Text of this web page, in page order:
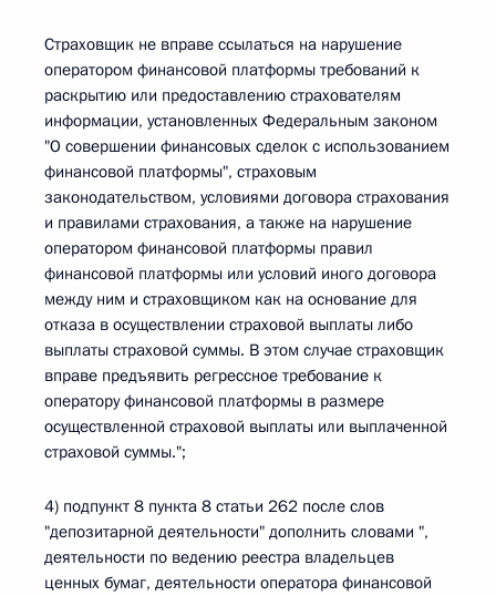
Страховщик не вправе ссылаться на нарушение
оператором финансовой платформы требований к
раскрытию или предоставлению страхователям
информации, установленных Федеральным законом
"О совершении финансовых сделок с использованием
финансовой платформы", страховым
законодательством, условиями договора страхования
и правилами страхования, а также на нарушение
оператором финансовой платформы правил
финансовой платформы или условий иного договора
между ним и страховщиком как на основание для
отказа в осуществлении страховой выплаты либо
выплаты страховой суммы. В этом случае страховщик
вправе предъявить регрессное требование к
оператору финансовой платформы в размере
осуществленной страховой выплаты или выплаченной
страховой суммы.";
4) подпункт 8 пункта 8 статьи 262 после слов
"депозитарной деятельности" дополнить словами ",
деятельности по ведению реестра владельцев
ценных бумаг, деятельности оператора финансовой